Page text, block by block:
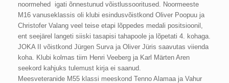
noormehed igati õnnestunud võistlussooritused. Noormeeste
M16 vanuseklassis oli klubi esindusvõistkond Oliver Poopuu ja
Christofer Valang veel teise etapi lõppedes medali positsioonil,
ent seejärel langeti siiski tasapisi tahapoole ja lõpetati 4. kohaga.
JOKA II võistkond Jürgen Surva ja Oliver Jüris saavutas viienda
koha. Klubi kolmas tiim Henri Veeberg ja Karl Märten Aren
seekord kahjuks tulemust kirja ei saanud.
Meesveteranide M55 klassi meeskond Tenno Alamaa ja Vahur